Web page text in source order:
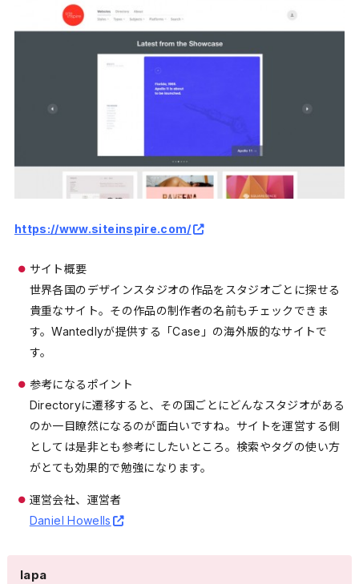
https://www.siteinspire.com/
サイト概要
世界各国のデザインスタジオの作品をスタジオごとに探せる
貴重なサイト。その作品の制作者の名前もチェックできま
す。Wantedlyが提供する「Case」の海外版的なサイトで
す。
参考になるポイント
Directoryに遷移すると、その国ごとにどんなスタジオがある
のか一目瞭然になるのが面白いですね。サイトを運営する側
としては是非とも参考にしたいところ。検索やタグの使い方
がとても効果的で勉強になります。
運営会社、運営者
Daniel Howells
lapa